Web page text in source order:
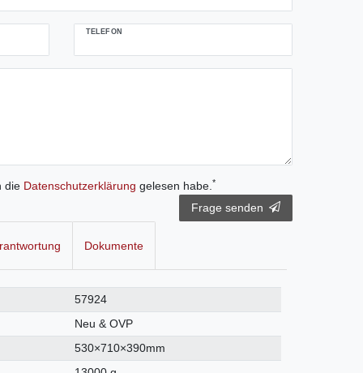
TELEFON
die Daten­schutz­erklärung gelesen habe.*
Frage senden
Dokumente
57924
Neu & OVP
530×710×390mm